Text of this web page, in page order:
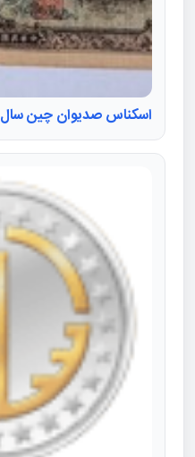
اسکناس صدیوان چین سال 1949